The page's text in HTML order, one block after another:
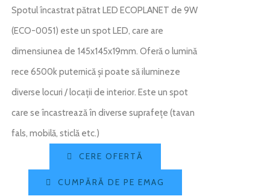
Spotul încastrat pătrat LED ECOPLANET de 9W
(ECO-0051) este un spot LED, care are
dimensiunea de 145x145x19mm. Oferă o lumină
rece 6500k puternică și poate să ilumineze
diverse locuri / locații de interior. Este un spot
care se încastrează în diverse suprafețe (tavan
fals, mobilă, sticlă etc.)
CERE OFERTĂ
CUMPĂRĂ DE PE EMAG